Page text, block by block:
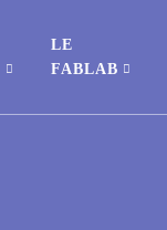
LE
FABLAB